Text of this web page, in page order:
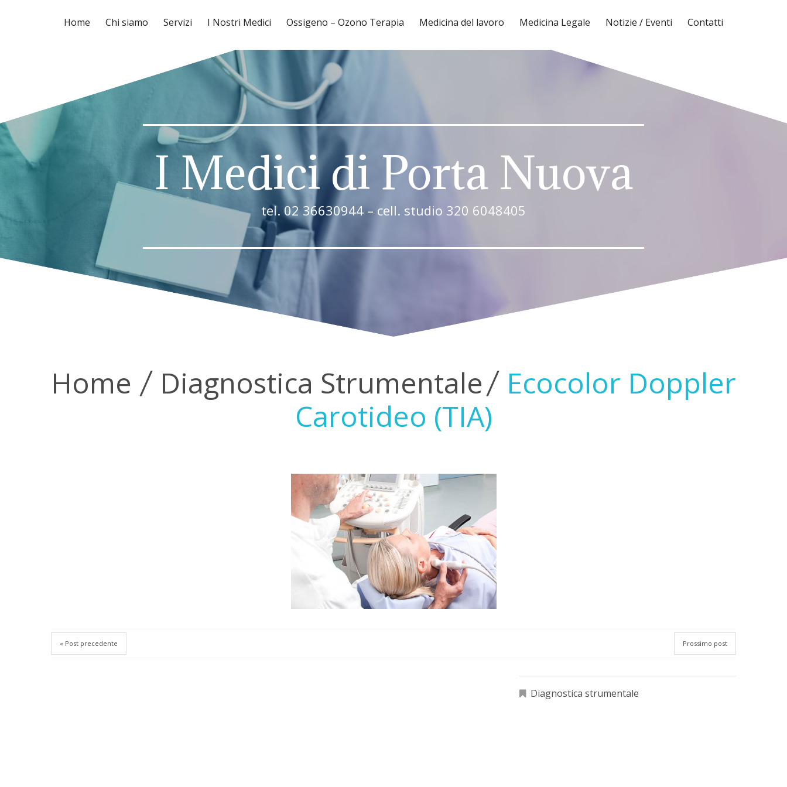
Home Chi siamo Servizi I Nostri Medici Ossigeno – Ozono Terapia Medicina del lavoro Medicina Legale Notizie / Eventi Contatti
I Medici di Porta Nuova
tel. 02 36630944 – cell. studio 320 6048405
Home Diagnostica Strumentale
Ecocolor Doppler
Carotideo (TIA)
« Post precedente Prossimo post
Diagnostica strumentale